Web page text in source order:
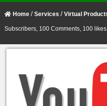
Home / Services / Virtual
Subscribers, 100 Comments, 100